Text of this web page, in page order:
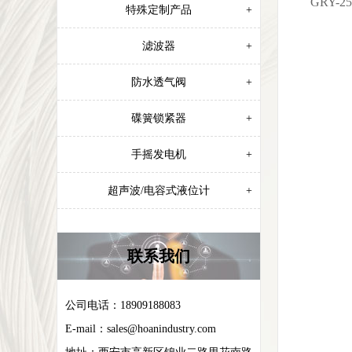
特殊定制产品 +
滤波器 +
防水透气阀 +
碟簧锁紧器 +
手摇发电机 +
超声波/电容式液位计 +
联系我们
公司电话：18909188083
E-mail： sales@hoanindustry.com